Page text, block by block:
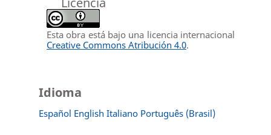
Esta obra está bajo una licencia internacional
Creative Commons Atribución 4.0.
Idioma
Español English Italiano Português (Brasil)